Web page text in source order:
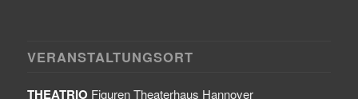
VERANSTALTUNGSORT
THEATRIO Figuren Theaterhaus Hannover